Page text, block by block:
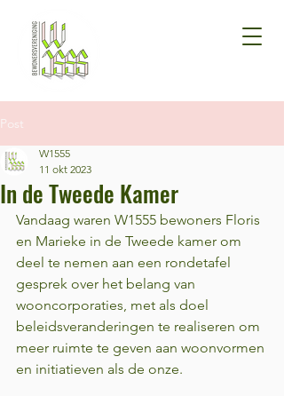
Post
In de Tweede Kamer
W1555
11 okt 2023
Vandaag waren W1555 bewoners Floris
en Marieke in de Tweede kamer om
deel te nemen aan een rondetafel
gesprek over het belang van
wooncorporaties, met als doel
beleidsveranderingen te realiseren om
meer ruimte te geven aan woonvormen
en initiatieven als de onze.